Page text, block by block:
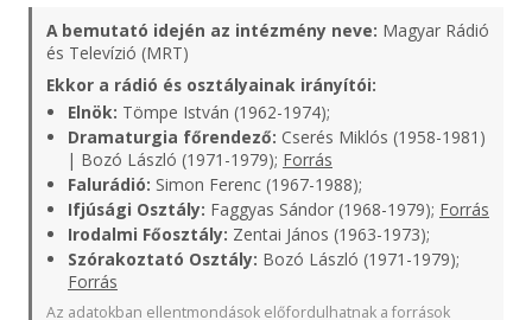
A bemutató idején az intézmény neve: Magyar Rádió
és Televízió (MRT)
Ekkor a rádió és osztályainak irányítói:
Elnök: Tömpe István (1962-1974);
Dramaturgia főrendező: Cserés Miklós (1958-1981)
| Bozó László (1971-1979); Forrás
Falurádió: Simon Ferenc (1967-1988);
Ifjúsági Osztály: Faggyas Sándor (1968-1979); Forrás
Irodalmi Főosztály: Zentai János (1963-1973);
Szórakoztató Osztály: Bozó László (1971-1979);
Forrás
Az adatokban ellentmondások előfordulhatnak a források